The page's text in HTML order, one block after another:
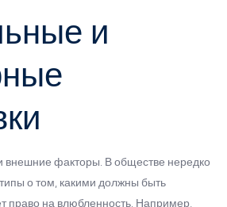
и
внешние факторы. В обществе нередко
о том, какими должны быть
право на влюбленность. Например,